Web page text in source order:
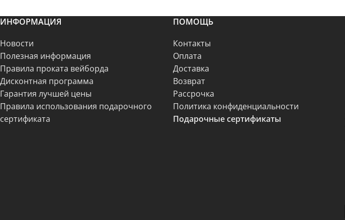
ИНФОРМАЦИЯ
Новости
Полезная информация
Правила проката вейборда
Дисконтная программа
Гарантия лучшей цены
Правила использования подарочного
сертификата
ПОМОЩЬ
Контакты
Оплата
Доставка
Возврат
Рассрочка
Политика конфиденциальности
Подарочные сертификаты